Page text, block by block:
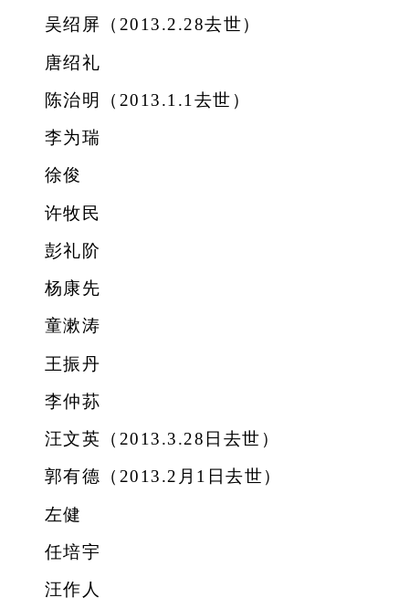
吴绍屏（2013.2.28去世）
唐绍礼
陈治明（2013.1.1去世）
李为瑞
徐俊
许牧民
彭礼阶
杨康先
童漱涛
王振丹
李仲荪
汪文英（2013.3.28日去世）
郭有德（2013.2月1日去世）
左健
任培宇
汪作人